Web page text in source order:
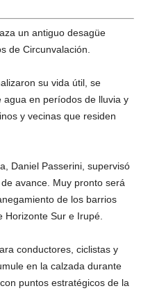
un antiguo desagüe
de Circunvalación.
su vida útil, se
en períodos de lluvia y
y vecinas que residen
Daniel Passerini, supervisó
avance. Muy pronto será
de los barrios
Horizonte Sur e Irupé.
conductores, ciclistas y
en la calzada durante
puntos estratégicos de la